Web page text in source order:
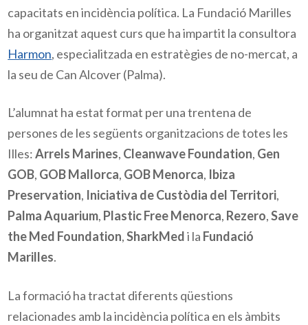
capacitats en incidència política. La Fundació Marilles
ha organitzat aquest curs que ha impartit la consultora
Harmon, especialitzada en estratègies de no-mercat, a
la seu de Can Alcover (Palma).
L’alumnat ha estat format per una trentena de
persones de les següents organitzacions de totes les
Illes:Arrels Marines, Cleanwave Foundation, Gen
GOB, GOB Mallorca, GOB Menorca, Ibiza
Preservation, Iniciativa de Custòdia del Territori,
Palma Aquarium, Plastic Free Menorca, Rezero,Save
the Med Foundation,SharkMedi la Fundació
Marilles.
La formació ha tractat diferents qüestions
relacionades amb la incidència política en els àmbits